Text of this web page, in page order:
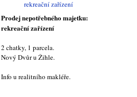
Prodej nepotřebného majetku:
rekreační zařízení
2 chatky, 1 parcela.
Nový Dvůr u Žihle.
Info u realitního makléře.